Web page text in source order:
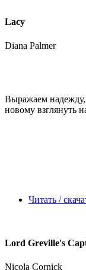
Lacy
Diana Palmer
Выражаем надежду,
новому взглянуть
Читать /
Lord Greville's
Nicola Cornick